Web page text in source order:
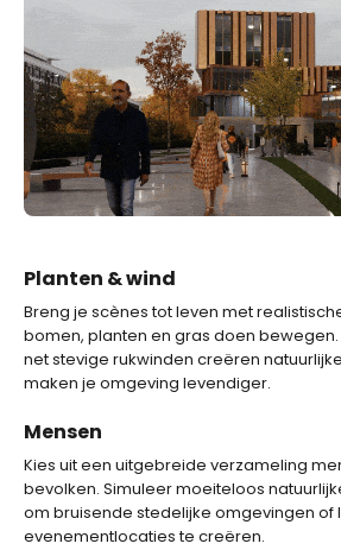
Planten & wind
Breng je scènes tot leven met
bomen, planten en gras doen
net stevige rukwinden creëren
maken je omgeving levendiger.
Mensen
Kies uit een uitgebreide verzameling
bevolken. Simuleer moeiteloos
om bruisende stedelijke omgevingen of
evenementlocaties te creëren.